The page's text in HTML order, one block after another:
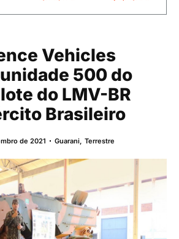
Vehicles
500 do
do LMV-BR
Brasileiro
de 2021 Guarani,Terrestre